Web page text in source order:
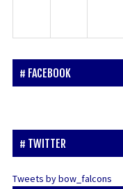
FACEBOOK
TWITTER
Tweets by bow_falcons